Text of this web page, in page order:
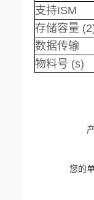
支持ISM
存储容量
数据传输
物料号 (s)
您的